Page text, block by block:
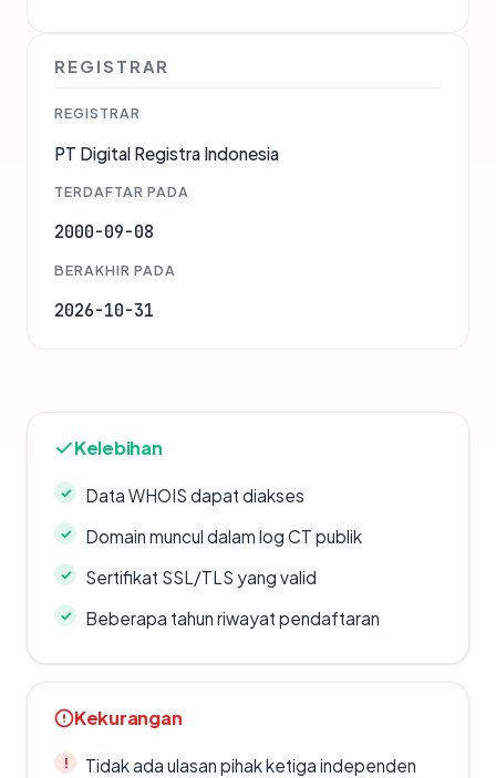
REGISTRAR
REGISTRAR
PT Digital Registra Indonesia
TERDAFTAR PADA
2000-09-08
BERAKHIR PADA
2026-10-31
Kelebihan
Data WHOIS dapat diakses
Domain muncul dalam log CT publik
Sertifikat SSL/TLS yang valid
Beberapa tahun riwayat pendaftaran
Kekurangan
Tidak ada ulasan pihak ketiga independen